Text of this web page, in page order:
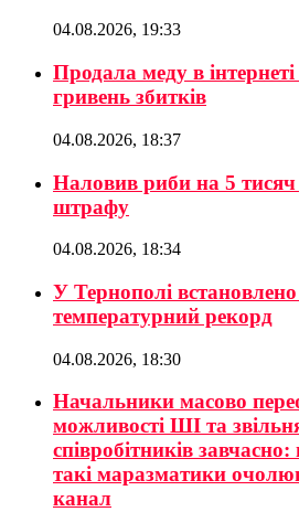
04.08.2026, 19:33
Продала меду в
гривень збитків
04.08.2026, 18:37
Наловив риби на 5 тисяч
штрафу
04.08.2026, 18:34
У Тернополі
температурний рекорд
04.08.2026, 18:30
Начальники масово
можливості ШІ та
співробітників завчасно:
такі маразматики
канал